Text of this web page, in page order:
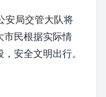
安局交管大队将
市民根据实际情
安全文明出行。